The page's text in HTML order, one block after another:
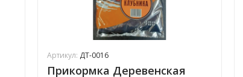
Артикул: ДТ-0016
Прикормка Деревенская